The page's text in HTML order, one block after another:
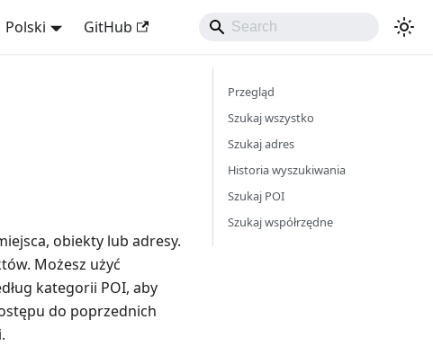
Polski GitHub
obiekty lub adresy.
Możesz użyć
kategorii POI, aby
do poprzednich
Przegląd
Szukaj wszystko
Szukaj adres
Historia wyszukiwania
Szukaj POI
Szukaj współrzędne